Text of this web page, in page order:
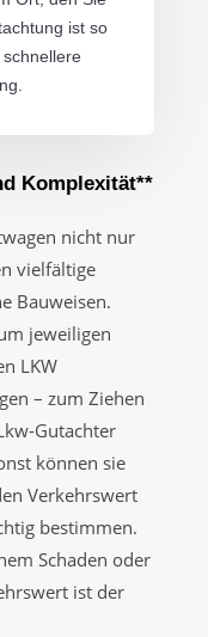
ist so
Komplexität**
nicht nur
vielfältige
Bauweisen.
jeweiligen
LKW
– zum Ziehen
Gutachter
können sie
Verkehrswert
bestimmen.
Schaden oder
ist der